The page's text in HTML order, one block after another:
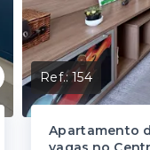
Ref.:154
Apartamento